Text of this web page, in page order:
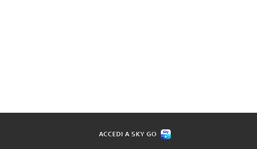
ACCEDI A SKY GO